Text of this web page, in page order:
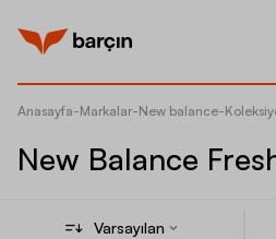
Anasayfa-Markalar-New balance-
New Balance
Varsayılan